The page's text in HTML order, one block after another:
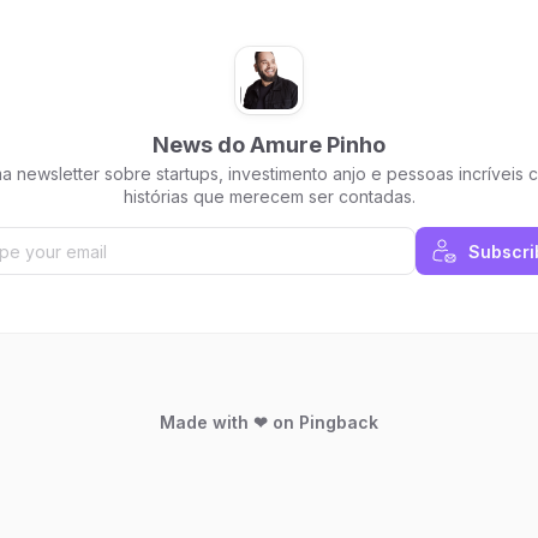
News do Amure Pinho
newsletter sobre startups, investimento anjo e pessoas incríveis
histórias que merecem ser contadas.
Made with ❤ on Pingback